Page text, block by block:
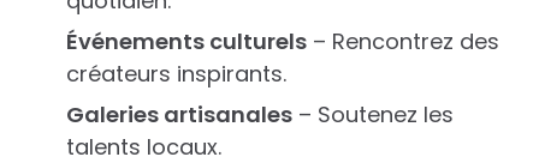
Événements culturels – Rencontrez des
créateurs inspirants.
Galeries artisanales – Soutenez les
talents locaux.